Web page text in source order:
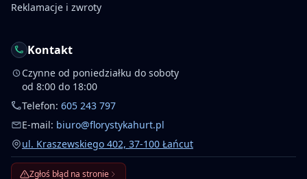
Reklamacje i zwroty
Kontakt
Czynne od poniedziałku do soboty
od 8:00 do 18:00
Telefon: 605 243 797
E-mail: biuro@florystykahurt.pl
ul. Kraszewskiego 402, 37-100 Łańcut
Zgłoś błąd na stronie